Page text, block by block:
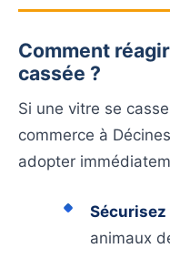
Comment
cassée ?
Si une vitre se
commerce à
adopter
Sécurisez
animaux